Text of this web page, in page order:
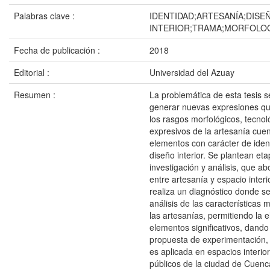
Palabras clave :
Fecha de publicación :
2018
Editorial :
Universidad del Azuay
Resumen :
La problemática de esta tesis
generar nuevas expresiones
los rasgos morfológicos,
expresivos de la artesanía
elementos con carácter de
diseño interior. Se plantean
investigación y análisis, que
entre artesanía y espacio
realiza un diagnóstico donde
análisis de las características
las artesanías, permitiendo la
elementos significativos,
propuesta de
es aplicada en espacios
públicos de la ciudad de